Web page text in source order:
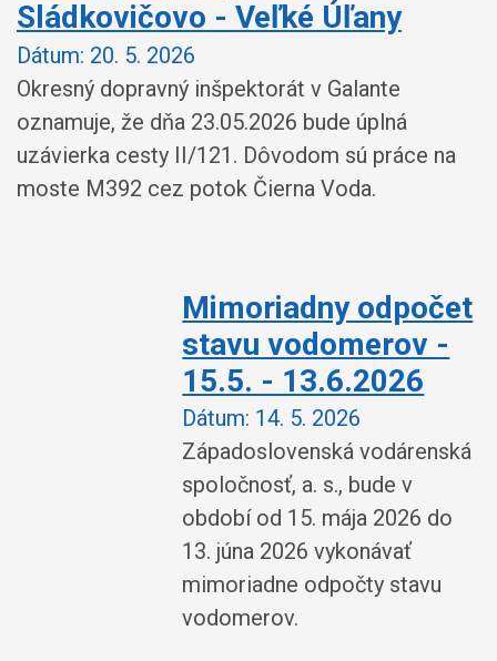
Sládkovičovo - Veľké Úľany
Dátum: 20. 5. 2026
Okresný dopravný inšpektorát v Galante
oznamuje, že dňa 23.05.2026 bude úplná
uzávierka cesty II/121. Dôvodom sú práce na
moste M392 cez potok Čierna Voda.
Mimoriadny odpočet
stavu vodomerov -
15.5. - 13.6.2026
Dátum: 14. 5. 2026
Západoslovenská vodárenská
spoločnosť, a. s., bude v
období od 15. mája 2026 do
13. júna 2026 vykonávať
mimoriadne odpočty stavu
vodomerov.